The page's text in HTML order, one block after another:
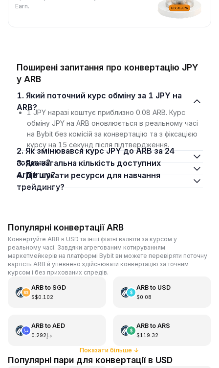
Earn.
Поширені запитання про конвертацію JPY
у ARB
1. Який поточний курс обміну за 1 JPY на
ARB?
1 JPY наразі коштує приблизно 0.08 ARB. Курс
обміну JPY на ARB оновлюється в реальному часі
на Bybit без комісій за конвертацію та з фіксацією
курсу на 15 секунд після підтвердження.
2. Як змінювався курс JPY до ARB за 24
години?
3. Яка загальна кількість доступних
Arbitrum?
4. Де шукати ресурси для навчання
трейдингу?
Популярні конвертації ARB
Конвертуйте ARB в USD та інші фіатні валюти за курсом у
реальному часі. Завдяки агрегованим котируванням
маркетмейкерів на платформі Bybit ви можете перевіряти поточну
вартість ARB й упевнено здійснювати конвертацію за точним
курсом і без прихованих спредів.
ARBto SGD
S$0.102
ARBto USD
$0.08
ARBto AED
د.إ0.292
ARBto ARS
$119.32
Показати більше ↓
Популярні пари для конвертації в USD